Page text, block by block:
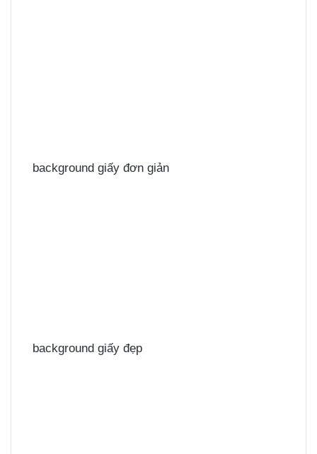
background giấy đơn giản
background giấy đẹp